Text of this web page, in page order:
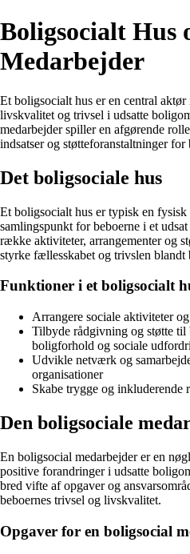
Boligsocialt Hus
Medarbejder
Et boligsocialt hus er en central aktør
livskvalitet og trivsel i udsatte
medarbejder spiller en afgørende
indsatser og støtteforanstaltninger for
Det boligsociale hus
Et boligsocialt hus er typisk en fysisk
samlingspunkt for beboerne i et
række aktiviteter, arrangementer og
styrke fællesskabet og trivslen blandt
Funktioner i et boligsocialt
Arrangere sociale aktiviteter
Tilbyde rådgivning og støtte
boligforhold og sociale
Udvikle netværk og
organisationer
Skabe trygge og inkluderende
Den boligsociale
En boligsocial medarbejder er en
positive forandringer i udsatte
bred vifte af opgaver og
beboernes trivsel og livskvalitet.
Opgaver for en boligsocial